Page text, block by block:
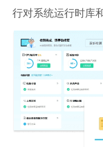
行对系统运行时库